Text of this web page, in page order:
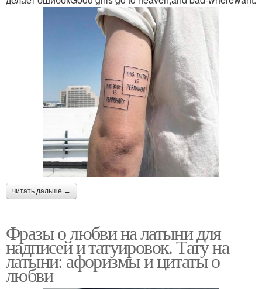
читать дальше →
Фразы о любви на латыни для
надписей и татуировок. Тату на
латыни: афоризмы и цитаты о
любви